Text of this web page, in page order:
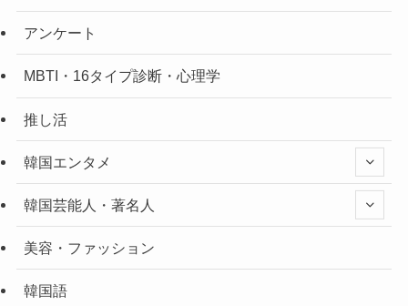
アンケート
MBTI・16タイプ診断・心理学
推し活
韓国エンタメ
韓国芸能人・著名人
美容・ファッション
韓国語